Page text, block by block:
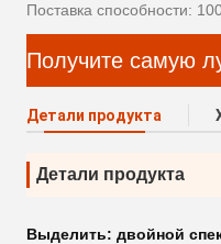
Поставка способности:
Получите самую
Детали продукта
Детали продукта
Выделить: двойной